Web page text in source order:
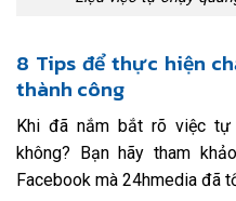
8 Tips để thực hiện
thành công
Khi đã nắm bắt rõ việc tự
không? Bạn hãy tham
Facebook mà 24hmedia đã